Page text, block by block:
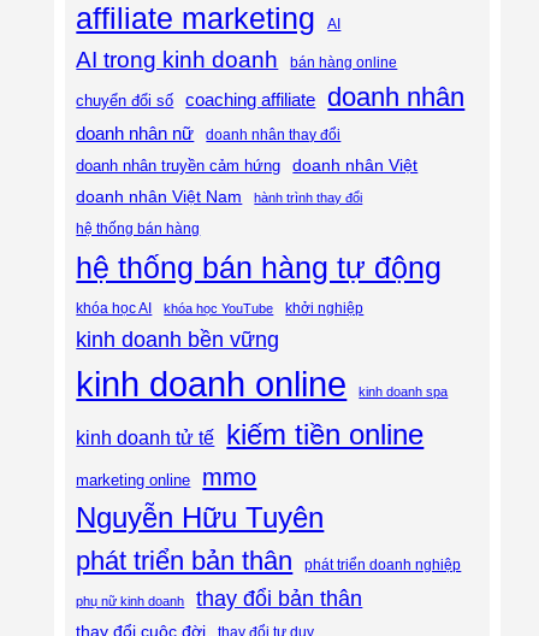
affiliate marketing AI
AI trong kinh doanh bán hàng online
chuyển đổi số coaching affiliate doanh nhân
doanh nhân nữ doanh nhân thay đổi
doanh nhân truyền cảm hứng
doanh nhân Việt
doanh nhân Việt Nam
hành trình thay đổi
hệ thống bán hàng
hệ thống bán hàng tự động
khóa học AI khóa học YouTube khởi nghiệp
kinh doanh bền vững
kinh doanh online kinh doanh spa
kinh doanh tử tế kiếm tiền online
marketing online mmo
Nguyễn Hữu Tuyên
phát triển bản thân phát triển doanh nghiệp
phụ nữ kinh doanh thay đổi bản thân
thay đổi cuộc đời thay đổi tư duy